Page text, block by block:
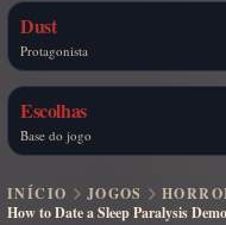
Dust
Protagonista
Escolhas
Base do jogo
INÍCIO JOGOS
How to Date a Sleep Paralysis